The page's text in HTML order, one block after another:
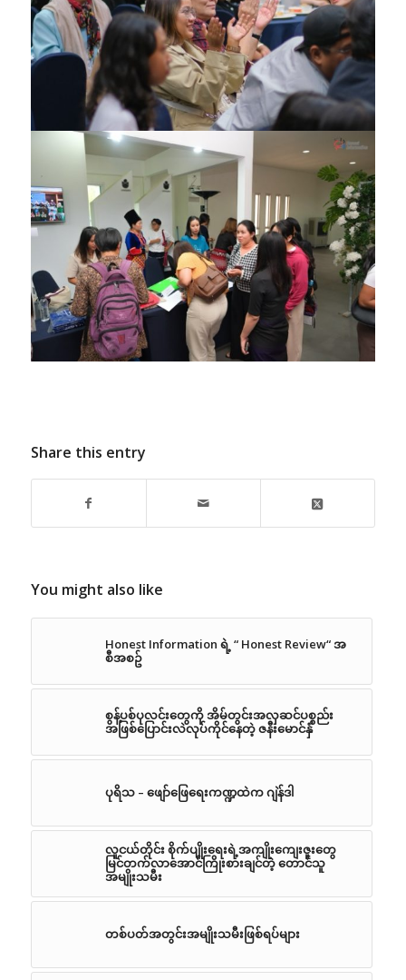
Share this entry
You might also like
Honest Information ရဲ့ “ Honest Review“ အ
စီအစဥ်
စွန့်ပစ်ပုလင်းတွေကို အိမ်တွင်းအလှဆင်ပစ္စည်း
အဖြစ်ပြောင်းလဲလုပ်ကိုင်နေတဲ့ ဇနီးမောင်နှံ
ပုရိသ – ဖျော်ဖြေရေးကဏ္ဍထဲက ဂျဲန်ဒါ
လူငယ်တိုင်း စိုက်ပျိုးရေးရဲ့အကျိုးကျေးဇူးတွေ
မြင်တက်လာအောင်ကြိုးစားချင်တဲ့ တောင်သူ
အမျိုးသမီး
တစ်ပတ်အတွင်းအမျိုးသမီးဖြစ်ရပ်များ